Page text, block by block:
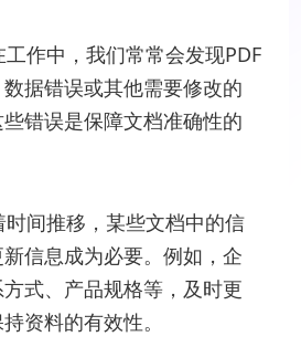
作中，我们常常会发现PDF
据错误或其他需要修改的
错误是保障文档准确性的
间推移，某些文档中的信
信息成为必要。例如，企
式、产品规格等，及时更
资料的有效性。